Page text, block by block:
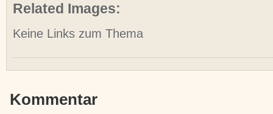
Related Images:
Keine Links zum Thema
Kommentar